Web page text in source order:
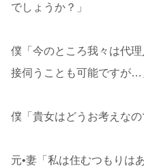
でしょうか？」
僕「今のところ我々は代
接伺うことも可能ですが…
僕「貴女はどうお考えなの
元•妻「私は住むつもりは